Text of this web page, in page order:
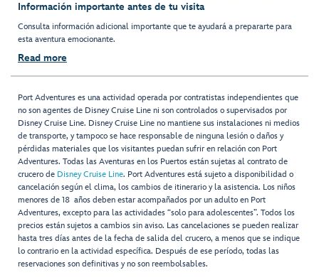
Información importante antes de tu visita
Consulta información adicional importante que te ayudará a prepararte para
esta aventura emocionante.
Read more
Port Adventures es una actividad operada por contratistas independientes que
no son agentes de Disney Cruise Line ni son controlados o supervisados por
Disney Cruise Line. Disney Cruise Line no mantiene sus instalaciones ni medios
de transporte, y tampoco se hace responsable de ninguna lesión o daños y
pérdidas materiales que los visitantes puedan sufrir en relación con Port
Adventures. Todas las Aventuras en los Puertos están sujetas al contrato de
crucero de Disney Cruise Line. Port Adventures está sujeto a disponibilidad o
cancelación según el clima, los cambios de itinerario y la asistencia. Los niños
menores de 18 años deben estar acompañados por un adulto en Port
Adventures, excepto para las actividades “solo para adolescentes”. Todos los
precios están sujetos a cambios sin aviso. Las cancelaciones se pueden realizar
hasta tres días antes de la fecha de salida del crucero, a menos que se indique
lo contrario en la actividad específica. Después de ese período, todas las
reservaciones son definitivas y no son reembolsables.